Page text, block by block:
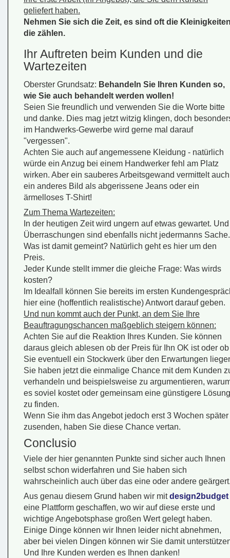
geliefert haben.
Nehmen Sie sich die Zeit, es sind oft die
die zählen.
Ihr Auftreten beim Kunden und die
Wartezeiten
Oberster Grundsatz: Behandeln Sie Ihren Kunden so,
wie Sie auch behandelt werden wollen!
Seien Sie freundlich und verwenden Sie die Worte bitte
und danke. Dies mag jetzt witzig klingen, doch
im Handwerks-Gewerbe wird gerne mal darauf
"vergessen".
Achten Sie auch auf angemessene Kleidung - natürlich
würde ein Anzug bei einem Handwerker fehl am Platz
wirken. Aber ein sauberes Arbeitsgewand vermittelt auch
ein anderes Bild als abgerissene Jeans oder ein
ärmelloses T-Shirt!
Zum Thema Wartezeiten:
In der heutigen Zeit wird ungern auf etwas gewartet. Und
Überraschungen sind ebenfalls nicht jedermanns Sache.
Was ist damit gemeint? Natürlich geht es hier um den
Preis.
Jeder Kunde stellt immer die gleiche Frage: Was wirds
kosten?
Im Idealfall können Sie bereits im ersten
hier eine (hoffentlich realistische) Antwort darauf geben.
Und nun kommt auch der Punkt, an dem Sie Ihre
Beauftragungschancen maßgeblich steigern können:
Achten Sie auf die Reaktion Ihres Kunden. Sie können
daraus gleich ablesen ob der Preis für Ihn OK ist oder ob
Sie eventuell ein Stockwerk über den Erwartungen
Sie haben jetzt die einmalige Chance mit dem Kunden
verhandeln und beispielsweise zu argumentieren,
es soviel kostet oder gemeinsam eine günstigere Lösung
zu finden.
Wenn Sie ihm das Angebot jedoch erst 3 Wochen später
zusenden, haben Sie diese Chance vertan.
Conclusio
Viele der hier genannten Punkte sind sicher auch Ihnen
selbst schon widerfahren und Sie haben sich
wahrscheinlich auch über das eine oder andere
Aus genau diesem Grund haben wir mitdesign2budget
eine Plattform geschaffen, wo wir auf diese erste und
wichtige Angebotsphase großen Wert gelegt haben.
Einige Dinge können wir Ihnen leider nicht abnehmen,
aber bei vielen Dingen können wir Sie damit
Und Ihre Kunden werden es Ihnen danken!